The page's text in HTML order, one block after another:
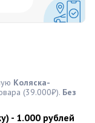
Коляска-
(39.000₽). Без
- 1.000 рублей